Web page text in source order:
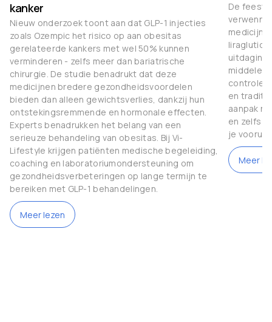
kanker
Nieuw onderzoek toont aan dat GLP-1 injecties
zoals Ozempic het risico op aan obesitas
gerelateerde kankers met wel 50% kunnen
verminderen - zelfs meer dan bariatrische
chirurgie. De studie benadrukt dat deze
medicijnen bredere gezondheidsvoordelen
bieden dan alleen gewichtsverlies, dankzij hun
ontstekingsremmende en hormonale effecten.
Experts benadrukken het belang van een
serieuze behandeling van obesitas. Bij Vi-
Lifestyle krijgen patiënten medische begeleiding,
coaching en laboratoriumondersteuning om
gezondheidsverbeteringen op lange termijn te
bereiken met GLP-1 behandelingen.
Meer lezen
De
middelen
controle
en
aanpak
en zelfs
je
Meer